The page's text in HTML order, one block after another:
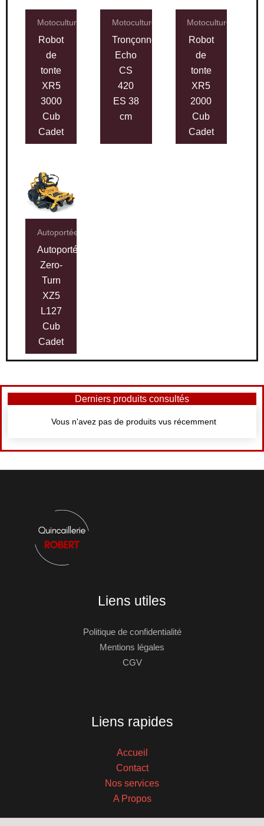
Motoculture
Robot
de
tonte
XR5
3000
Cub
Cadet
Motoculture
Tronçonneuse
Echo
CS
420
ES 38
cm
Motoculture
Robot
de
tonte
XR5
2000
Cub
Cadet
Autoportées
Autoportée
Zero-
Turn
XZ5
L127
Cub
Cadet
Derniers produits consultés
Vous n'avez pas de produits vus récemment
Liens utiles
Politique de confidentialité
Mentions légales
CGV
Liens rapides
Accueil
Contact
Nos services
A Propos